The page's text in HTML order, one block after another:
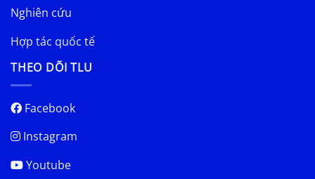
Nghiên cứu
Hợp tác quốc tế
THEO DÕI TLU
Facebook
Instagram
Youtube